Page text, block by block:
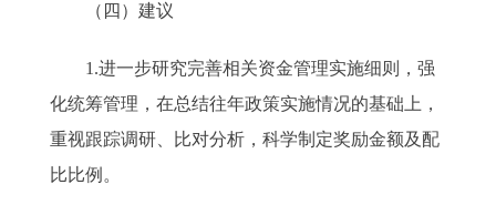
（四）建议
1.进一步研究完善相关资金管理实施细则，强
化统筹管理，在总结往年政策实施情况的基础上，
重视跟踪调研、比对分析，科学制定奖励金额及配
比比例。